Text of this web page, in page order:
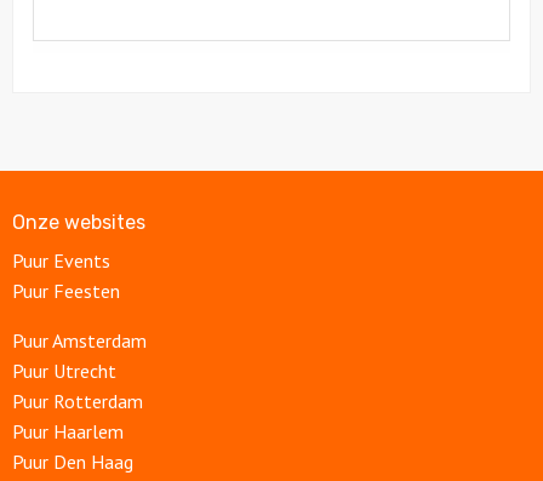
Onze websites
Puur Events
Puur Feesten
Puur Amsterdam
Puur Utrecht
Puur Rotterdam
Puur Haarlem
Puur Den Haag